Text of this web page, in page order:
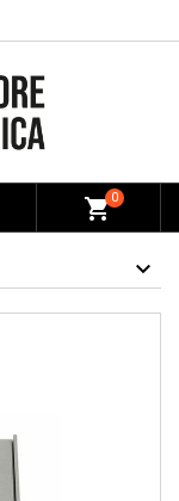
shopping_cart0